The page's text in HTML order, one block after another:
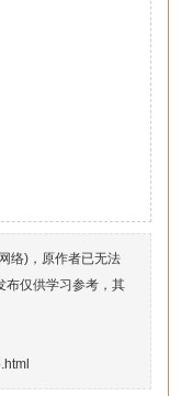
络)，原作者已无法
布仅供学习参考，其